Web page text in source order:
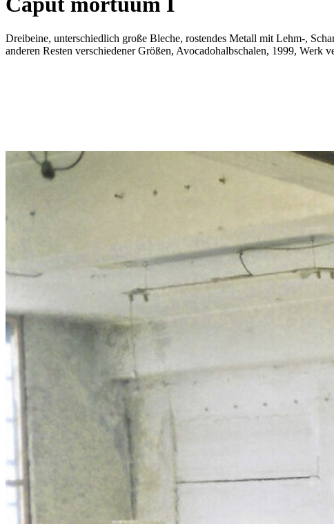
Dreibeine, unterschiedlich große Bleche, rostendes Metall mit Lehm-,
anderen Resten verschiedener Größen, Avocadohalbschalen, 1999, Werk